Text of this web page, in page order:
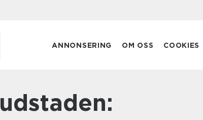
ANNONSERING OM OSS COOKIES